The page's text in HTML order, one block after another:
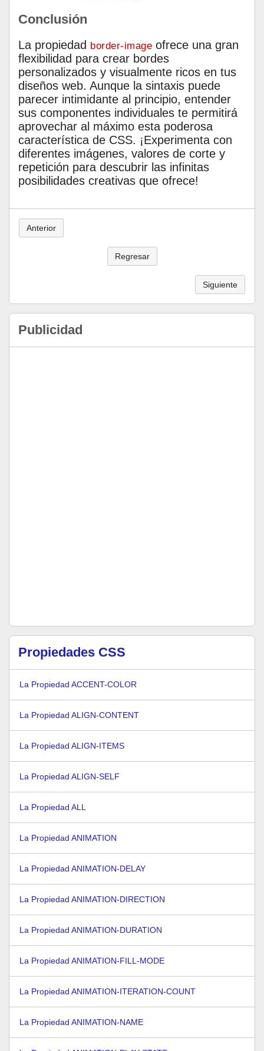
Conclusión
La propiedad border-image ofrece una gran
flexibilidad para crear bordes
personalizados y visualmente ricos en tus
diseños web. Aunque la sintaxis puede
parecer intimidante al principio, entender
sus componentes individuales te permitirá
aprovechar al máximo esta poderosa
característica de CSS. ¡Experimenta con
diferentes imágenes, valores de corte y
repetición para descubrir las infinitas
posibilidades creativas que ofrece!
Anterior
Regresar
Siguiente
Publicidad
Propiedades CSS
La Propiedad ACCENT-COLOR
La Propiedad ALIGN-CONTENT
La Propiedad ALIGN-ITEMS
La Propiedad ALIGN-SELF
La Propiedad ALL
La Propiedad ANIMATION
La Propiedad ANIMATION-DELAY
La Propiedad ANIMATION-DIRECTION
La Propiedad ANIMATION-DURATION
La Propiedad ANIMATION-FILL-MODE
La Propiedad ANIMATION-ITERATION-COUNT
La Propiedad ANIMATION-NAME